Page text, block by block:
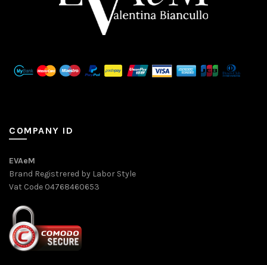
COMPANY ID
EVAeM
Brand Registrered by Labor Style
Vat Code 04768460653